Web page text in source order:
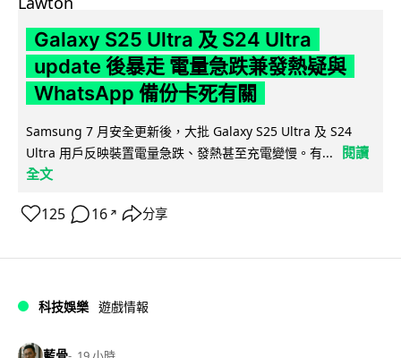
Galaxy S25 Ultra 及 S24 Ultra
update 後暴走 電量急跌兼發熱疑與
WhatsApp 備份卡死有關
Samsung 7 月安全更新後，大批 Galaxy S25 Ultra 及 S24
Ultra 用戶反映裝置電量急跌、發熱甚至充電變慢。有...
閱讀
全文
125 16 ↗ 分享
科技娛樂 遊戲情報